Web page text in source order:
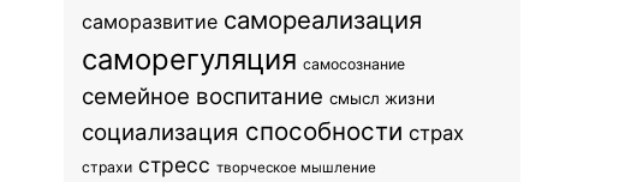
саморазвитие самореализация
саморегуляция самосознание
семейное воспитание смысл жизни
социализация способности страх
страхи стресс творческое мышление